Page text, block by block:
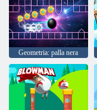
Geometria: palla nera